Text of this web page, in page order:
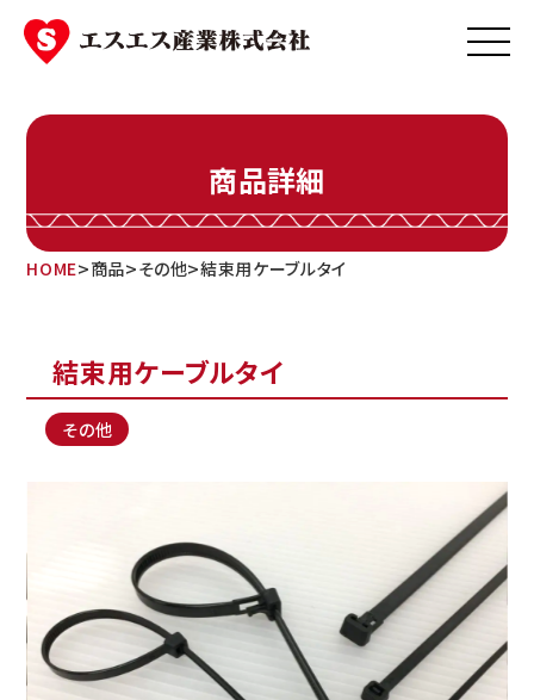
Skip
商品詳細
HOME>商品>その他>結束用ケーブルタイ
結束用ケーブルタイ
その他